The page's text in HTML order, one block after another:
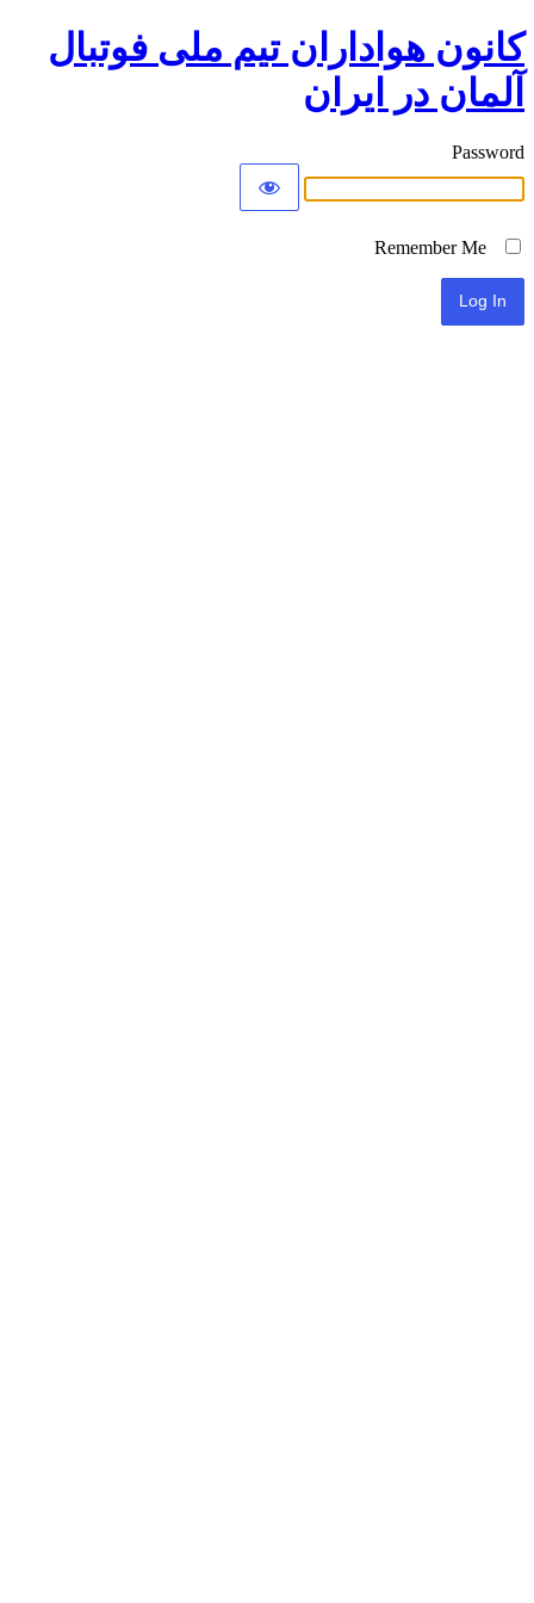
کانون هواداران تیم ملی فوتبال
آلمان در ایران
Password
Remember Me